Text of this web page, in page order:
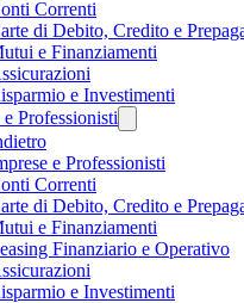
Correnti
di Debito, Credito e
e Finanziamenti
e Investimenti
e Professionisti
e Professionisti
Correnti
di Debito, Credito e
e Finanziamenti
Finanziario e Operativo
e Investimenti